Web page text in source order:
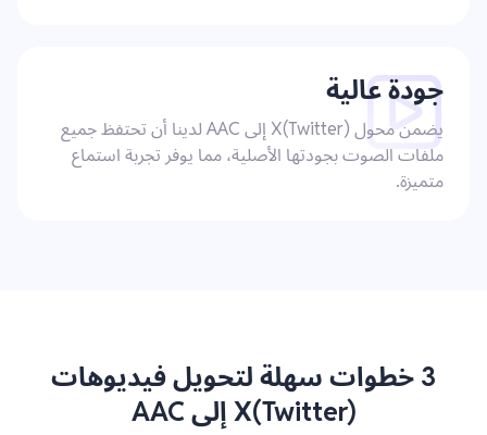
جودة عالية
يضمن محول X(Twitter) إلى AAC لدينا أن تحتفظ جميع
ملفات الصوت بجودتها الأصلية، مما يوفر تجربة استماع
متميزة.
3 خطوات سهلة لتحويل فيديوهات
X(Twitter) إلى AAC